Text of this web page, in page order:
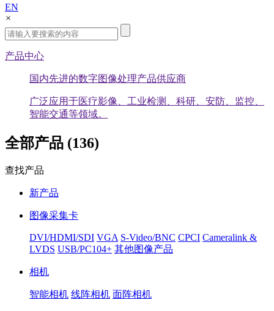
EN
×
产品中心
国内先进的数字图像处理产品供应商
广泛应用于医疗影像、工业检测、科研、安防、监控、
智能交通等领域。
全部产品 (136)
查找产品
新产品
图像采集卡
DVI/HDMI/SDI VGA S-Video/BNC CPCI Cameralink &
LVDS USB/PC104+ 其他图像产品
相机
智能相机 线阵相机 面阵相机